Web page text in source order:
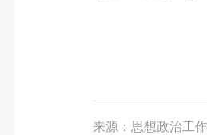
来源：思想政治工